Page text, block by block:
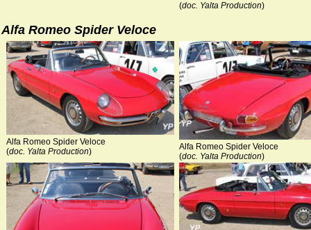
(doc. Yalta Production)
Alfa Romeo Spider Veloce
Alfa Romeo Spider Veloce
(doc. Yalta Production)
Alfa Romeo Spider Veloce
(doc. Yalta Production)